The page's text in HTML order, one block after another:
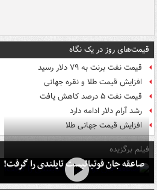
قیمت‌های روز در یک نگاه
قیمت نفت برنت به ۷۹ دلار رسید
افزایش قیمت طلا و نقره جهانی
قیمت نفت ۵ درصد کاهش یافت
رشد آرام دلار ادامه دارد
افزایش قیمت جهانی طلا
فیلم برگزیده
صاعقه جان فوتبالیست تایلندی را گرفت!